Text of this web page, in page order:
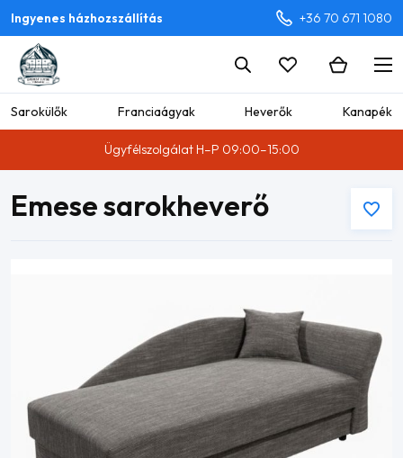
Ingyenes házhozszállítás +36 70 671 1080
Sarokülők Franciaágyak Heverők Kanapék
Ügyfélszolgálat H–P 09:00–15:00
Emese sarokheverő